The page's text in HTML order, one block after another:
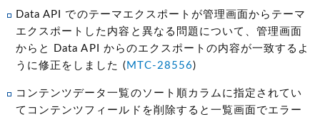
Data API でのテーマエクスポートが管理画面からテーマ
エクスポートした内容と異なる問題について、管理画面
からと Data API からのエクスポートの内容が一致するよ
うに修正をしました ( MTC-28556 )
コンテンツデータ一覧のソート順カラムに指定されてい
てコンテンツフィールドを削除すると一覧画面でエラー